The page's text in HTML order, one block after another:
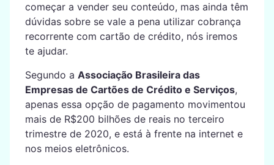
começar a vender seu conteúdo, mas ainda têm
dúvidas sobre se vale a pena utilizar cobrança
recorrente com cartão de crédito, nós iremos
te ajudar.
Segundo a Associação Brasileira das
Empresas de Cartões de Crédito e Serviços,
apenas essa opção de pagamento movimentou
mais de R$200 bilhões de reais no terceiro
trimestre de 2020, e está à frente na internet e
nos meios eletrônicos.